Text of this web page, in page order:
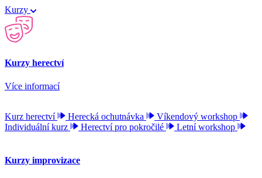
Kurzy
Kurzy herectví
Více informací
Kurz herectví Herecká ochutnávka
Víkendový workshop
Individuální kurz
Herectví pro pokročilé Letní workshop
Kurzy improvizace